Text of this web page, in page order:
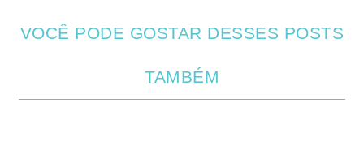
VOCÊ PODE GOSTAR DESSES POSTS
TAMBÉM